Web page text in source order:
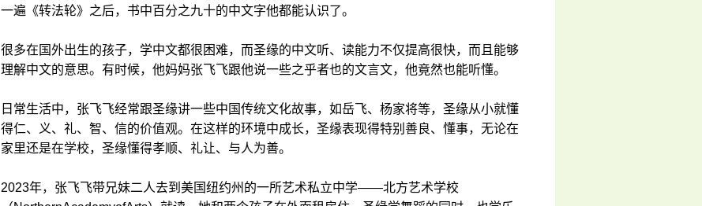
一遍《转法轮》之后，书中百分之九十的中文字他都能认识了。
很多在国外出生的孩子，学中文都很困难，而圣缘的中文听、读能力不仅提高很快，而且能够
理解中文的意思。有时候，他妈妈张飞飞跟他说一些之乎者也的文言文，他竟然也能听懂。
日常生活中，张飞飞经常跟圣缘讲一些中国传统文化故事，如岳飞、杨家将等，圣缘从小就懂
得仁、义、礼、智、信的价值观。在这样的环境中成长，圣缘表现得特别善良、懂事，无论在
家里还是在学校，圣缘懂得孝顺、礼让、与人为善。
2023年，张飞飞带兄妹二人去到美国纽约州的一所艺术私立中学——北方艺术学校